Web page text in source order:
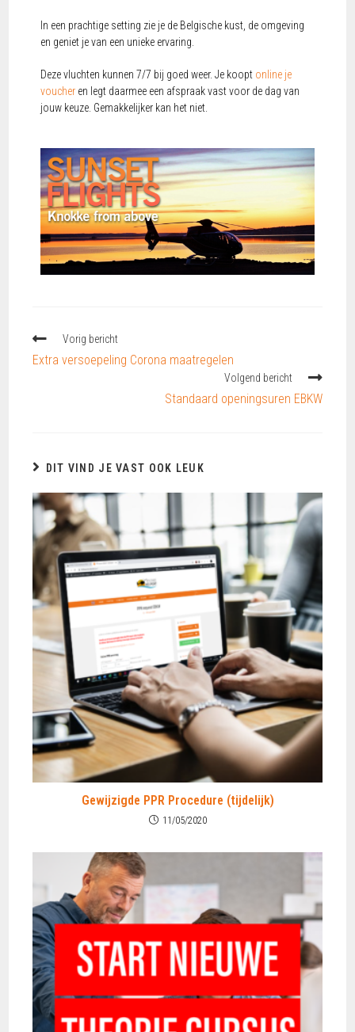
In een prachtige setting zie je de Belgische kust, de omgeving
en geniet je van een unieke ervaring.
Deze vluchten kunnen 7/7 bij goed weer. Je koopt online je
voucher en legt daarmee een afspraak vast voor de dag van
jouw keuze. Gemakkelijker kan het niet.
Vorig bericht
Extra versoepeling Corona maatregelen
Volgend bericht
Standaard openingsuren EBKW
DIT VIND JE VAST OOK LEUK
Gewijzigde PPR Procedure (tijdelijk)
11/05/2020